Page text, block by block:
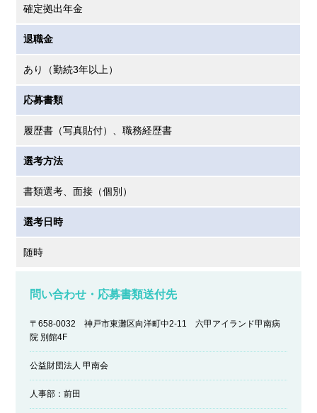
確定拠出年金
退職金
あり（勤続3年以上）
応募書類
履歴書（写真貼付）、職務経歴書
選考方法
書類選考、面接（個別）
選考日時
随時
問い合わせ・応募書類送付先
〒658-0032 神戸市東灘区向洋町中2-11 六甲アイランド甲南病
院 別館4F
公益財団法人 甲南会
人事部：前田